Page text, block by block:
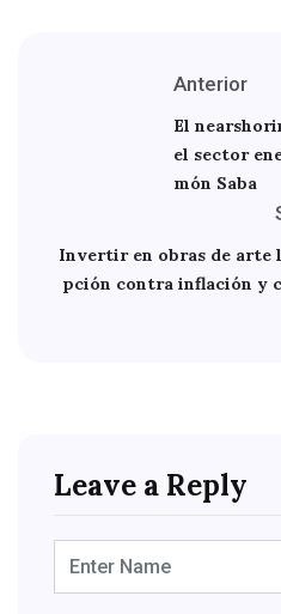
Anterior
El
el sector
món Saba
Invertir en obras de arte
pción contra inflación y
Leave a Reply